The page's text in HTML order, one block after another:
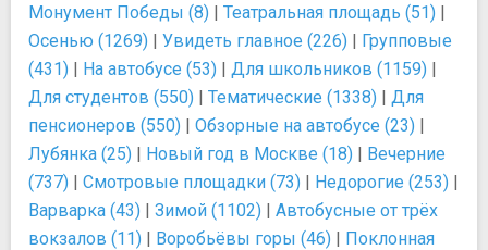
Монумент Победы (8) | Театральная площадь (51) |
Осенью (1269) | Увидеть главное (226) | Групповые
(431) | На автобусе (53) | Для школьников (1159) |
Для студентов (550) | Тематические (1338) | Для
пенсионеров (550) | Обзорные на автобусе (23) |
Лубянка (25) | Новый год в Москве (18) | Вечерние
(737) | Смотровые площадки (73) | Недорогие (253) |
Варварка (43) | Зимой (1102) | Автобусные от трёх
вокзалов (11) | Воробьёвы горы (46) | Поклонная